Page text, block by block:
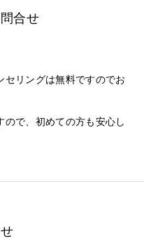
合せ
セリングは無料ですのでお
で、初めての方も安心し